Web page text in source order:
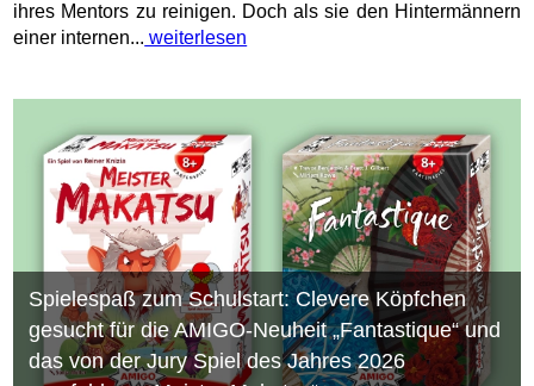
ihres Mentors zu reinigen. Doch als sie den Hintermännern
einer internen... weiterlesen
Spielespaß zum Schulstart: Clevere Köpfchen
gesucht für die AMIGO-Neuheit „Fantastique“ und
das von der Jury Spiel des Jahres 2026